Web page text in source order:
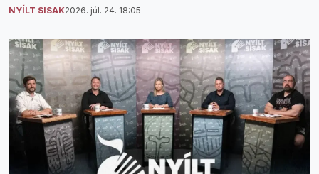
NYÍLT SISAK2026. júl. 24. 18:05